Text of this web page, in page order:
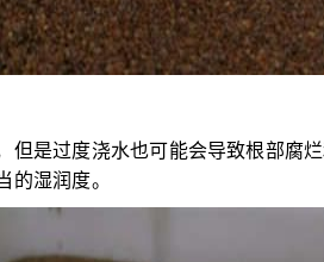
但是过度浇水也可能会导致根部腐
的湿润度。